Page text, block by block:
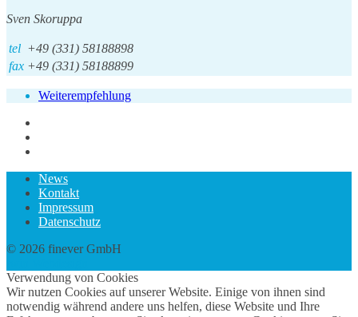
Sven Skoruppa
tel +49 (331) 58188898
fax +49 (331) 58188899
Weiterempfehlung
News
Kontakt
Impressum
Datenschutz
© 2026 finever GmbH
Verwendung von Cookies
Wir nutzen Cookies auf unserer Website. Einige von ihnen sind
notwendig während andere uns helfen, diese Website und Ihre